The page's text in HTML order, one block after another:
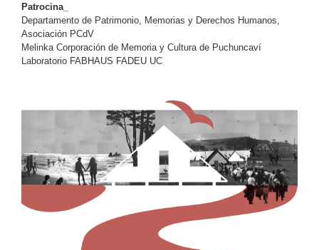
Patrocina_
Departamento de Patrimonio, Memorias y Derechos Humanos,
Asociación PCdV
Melinka Corporación de Memoria y Cultura de Puchuncaví
Laboratorio FABHAUS FADEU UC